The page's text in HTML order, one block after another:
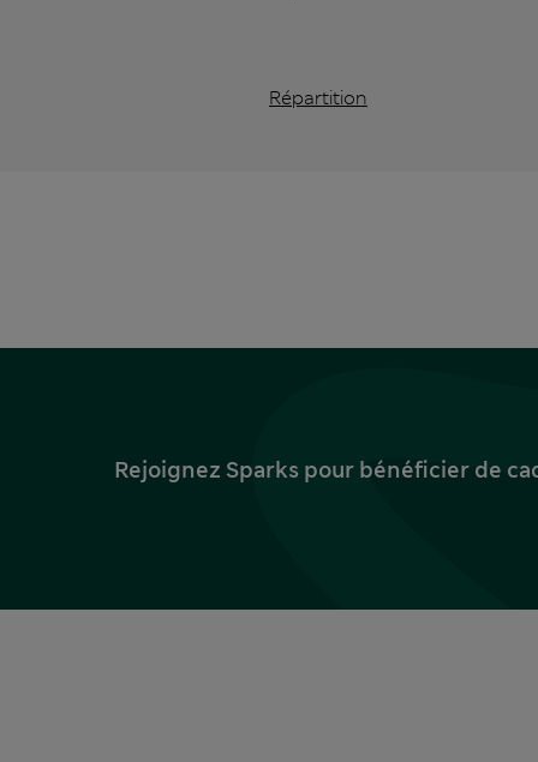
Répartition
Rejoignez Sparks pour bénéficier de